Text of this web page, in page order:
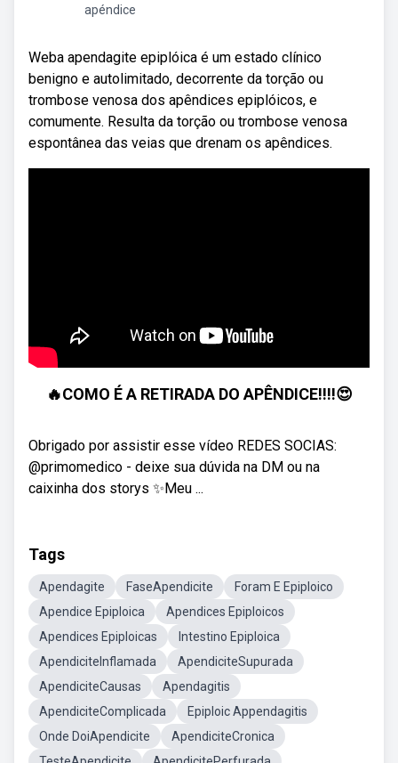
apéndice
Weba apendagite epiplóica é um estado clínico
benigno e autolimitado, decorrente da torção ou
trombose venosa dos apêndices epiplóicos, e
comumente. Resulta da torção ou trombose venosa
espontânea das veias que drenam os apêndices.
🔥COMO É A RETIRADA DO APÊNDICE!!!!😍
Obrigado por assistir esse vídeo REDES SOCIAS:
@primomedico - deixe sua dúvida na DM ou na
caixinha dos storys ✨Meu ...
Tags
Apendagite FaseApendicite
Foram E Epiploico
Apendice Epiploica
Apendices Epiploicos
Apendices Epiploicas
Intestino Epiploica
ApendiciteInflamada
ApendiciteSupurada
ApendiciteCausas
Apendagitis
ApendiciteComplicada
Epiploic Appendagitis
Onde DoiApendicite
ApendiciteCronica